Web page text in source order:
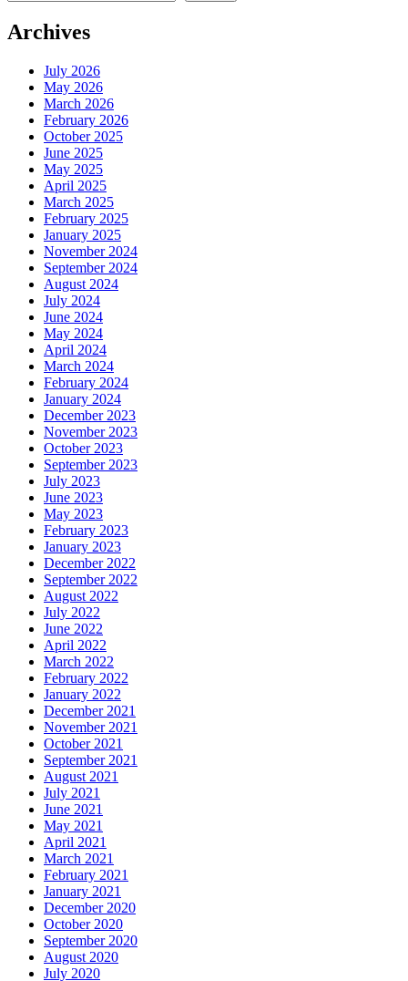
Archives
July 2026
May 2026
March 2026
February 2026
October 2025
June 2025
May 2025
April 2025
March 2025
February 2025
January 2025
November 2024
September 2024
August 2024
July 2024
June 2024
May 2024
April 2024
March 2024
February 2024
January 2024
December 2023
November 2023
October 2023
September 2023
July 2023
June 2023
May 2023
February 2023
January 2023
December 2022
September 2022
August 2022
July 2022
June 2022
April 2022
March 2022
February 2022
January 2022
December 2021
November 2021
October 2021
September 2021
August 2021
July 2021
June 2021
May 2021
April 2021
March 2021
February 2021
January 2021
December 2020
October 2020
September 2020
August 2020
July 2020